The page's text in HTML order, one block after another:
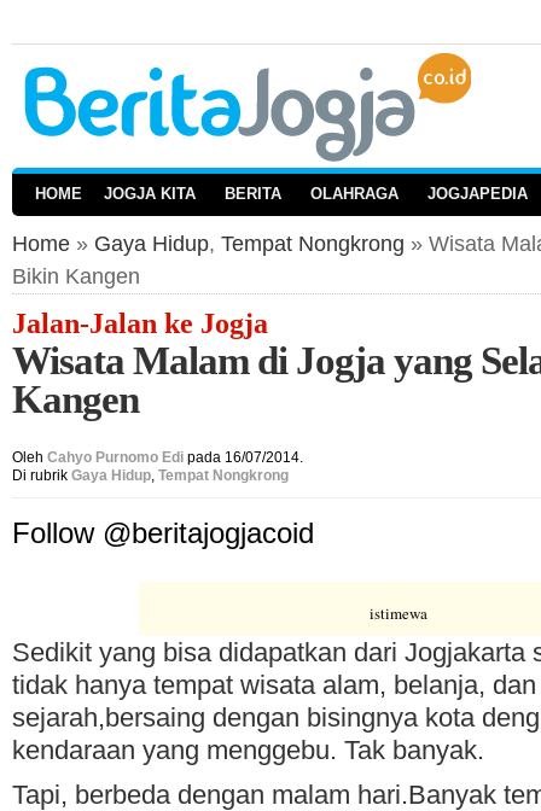
HOME JOGJA KITA BERITA OLAHRAGA JOGJAPEDIA
Home » Gaya Hidup, Tempat Nongkrong » Wisata
Bikin Kangen
Jalan-Jalan ke Jogja
Wisata Malam di Jogja yang
Kangen
Oleh Cahyo Purnomo Edi pada 16/07/2014.
Di rubrik Gaya Hidup, Tempat Nongkrong
Follow @beritajogjacoid
istimewa
Sedikit yang bisa didapatkan dari Jogjakarta
tidak hanya tempat wisata alam, belanja,
sejarah,bersaing dengan bisingnya kota
kendaraan yang menggebu. Tak banyak.
Tapi, berbeda dengan malam hari.Banyak